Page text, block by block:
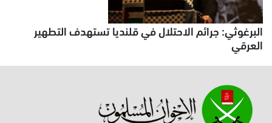
البرغوثي: جرائم الاحتلال في قلنديا تستهدف التطهير
العرقي